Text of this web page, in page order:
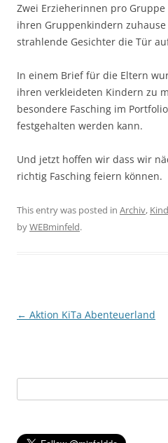
Zwei Erzieherinnen pro
ihren Gruppenkindern zuhause
strahlende Gesichter die Tür
In einem Brief für die Eltern
ihren verkleideten Kindern zu
besondere Fasching im
festgehalten werden kann.
Und jetzt hoffen wir dass wir
richtig Fasching feiern können.
This entry was posted in Archiv,
byWEBminfeld.
Post navigation
← Aktion KiTa Abenteuerland
nach: